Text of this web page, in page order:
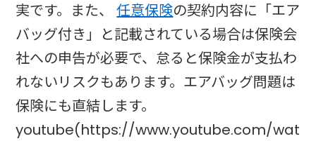
実です。また、任意保険の契約内容に「エア
バッグ付き」と記載されている場合は保険会
社への申告が必要で、怠ると保険金が支払わ
れないリスクもあります。エアバッグ問題は
保険にも直結します。
youtube(https://www.youtube.com/wat